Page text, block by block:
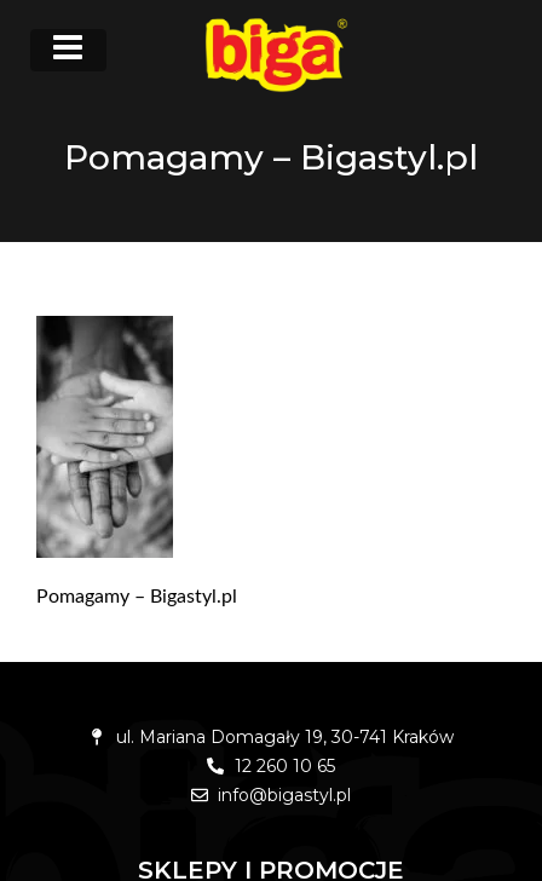
Pomagamy – Bigastyl.pl
Pomagamy – Bigastyl.pl
ul. Mariana Domagały 19, 30-741 Kraków
12 260 10 65
info@bigastyl.pl
SKLEPY I PROMOCJE